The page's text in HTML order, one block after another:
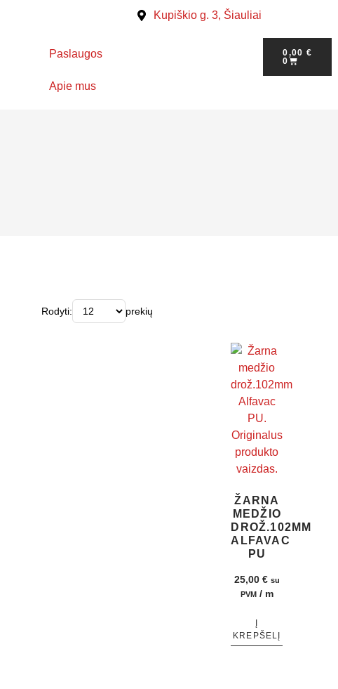
Kupiškio g. 3, Šiauliai
Paslaugos
Apie mus
0,00 €
0
Rodyti: prekių
ŽARNA
MEDŽIO
DROŽ.102MM
ALFAVAC
PU
25,00 € su
PVM / m
Į
KREPŠELĮ